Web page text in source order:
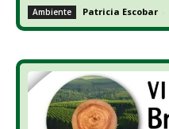
Ambiente Patricia Escobar -